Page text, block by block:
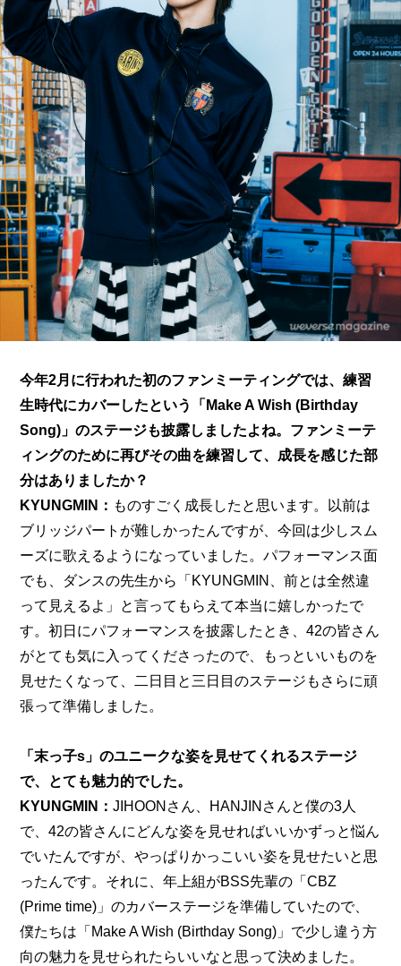
今年2月に行われた初のファンミーティングでは、練習
生時代にカバーしたという「Make A Wish (Birthday
Song)」のステージも披露しましたよね。ファンミーテ
ィングのために再びその曲を練習して、成長を感じた部
分はありましたか？
KYUNGMIN： ものすごく成長したと思います。以前は
ブリッジパートが難しかったんですが、今回は少しスム
ーズに歌えるようになっていました。パフォーマンス面
でも、ダンスの先生から「KYUNGMIN、前とは全然違
って見えるよ」と言ってもらえて本当に嬉しかったで
す。初日にパフォーマンスを披露したとき、42の皆さん
がとても気に入ってくださったので、もっといいものを
見せたくなって、二日目と三日目のステージもさらに頑
張って準備しました。
「末っ子s」のユニークな姿を見せてくれるステージ
で、とても魅力的でした。
KYUNGMIN：JIHOONさん、HANJINさんと僕の3人
で、42の皆さんにどんな姿を見せればいいかずっと悩ん
でいたんですが、やっぱりかっこいい姿を見せたいと思
ったんです。それに、年上組がBSS先輩の「CBZ
(Prime time)」のカバーステージを準備していたので、
僕たちは「Make A Wish (Birthday Song)」で少し違う方
向の魅力を見せられたらいいなと思って決めました。